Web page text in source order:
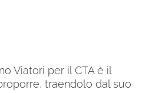
Viatori per il CTA è il
traendolo dal suo